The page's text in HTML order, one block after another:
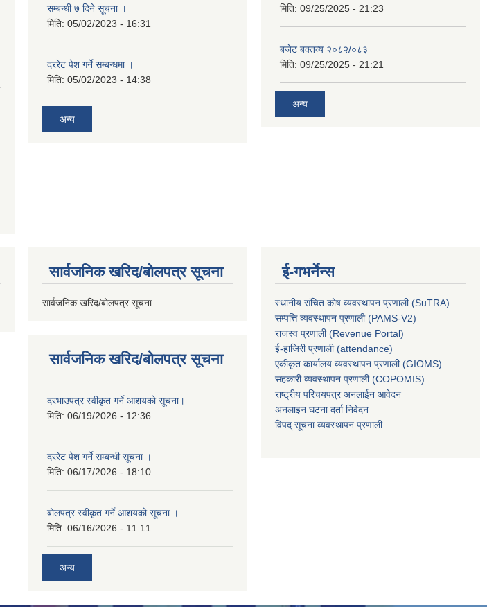
सम्बन्धी ७ दिने सूचना ।
मिति: 05/02/2023 - 16:31
दररेट पेश गर्ने सम्बन्धमा ।
मिति: 05/02/2023 - 14:38
अन्य
मिति: 09/25/2025 - 21:23
बजेट बक्तव्य २०८२/०८३
मिति: 09/25/2025 - 21:21
अन्य
सार्वजनिक खरिद/बोलपत्र सूचना
सार्वजनिक खरिद/बोलपत्र सूचना
सार्वजनिक खरिद/बोलपत्र सूचना
दरभाउपत्र स्वीकृत गर्ने आशयको सूचना।
मिति: 06/19/2026 - 12:36
दररेट पेश गर्ने सम्बन्धी सूचना ।
मिति: 06/17/2026 - 18:10
बोलपत्र स्वीकृत गर्ने आशयको सूचना ।
मिति: 06/16/2026 - 11:11
अन्य
ई-गभर्नेन्स
स्थानीय संचित कोष व्यवस्थापन प्रणाली (SuTRA)
सम्पत्ति व्यवस्थापन प्रणाली (PAMS-V2)
राजस्व प्रणाली (Revenue Portal)
ई-हाजिरी प्रणाली (attendance)
एकीकृत कार्यालय व्यवस्थापन प्रणाली (GIOMS)
सहकारी व्यवस्थापन प्रणाली (COPOMIS)
राष्ट्रीय परिचयपत्र अनलाईन आवेदन
अनलाइन घटना दर्ता निवेदन
विपद् सूचना व्यवस्थापन प्रणाली